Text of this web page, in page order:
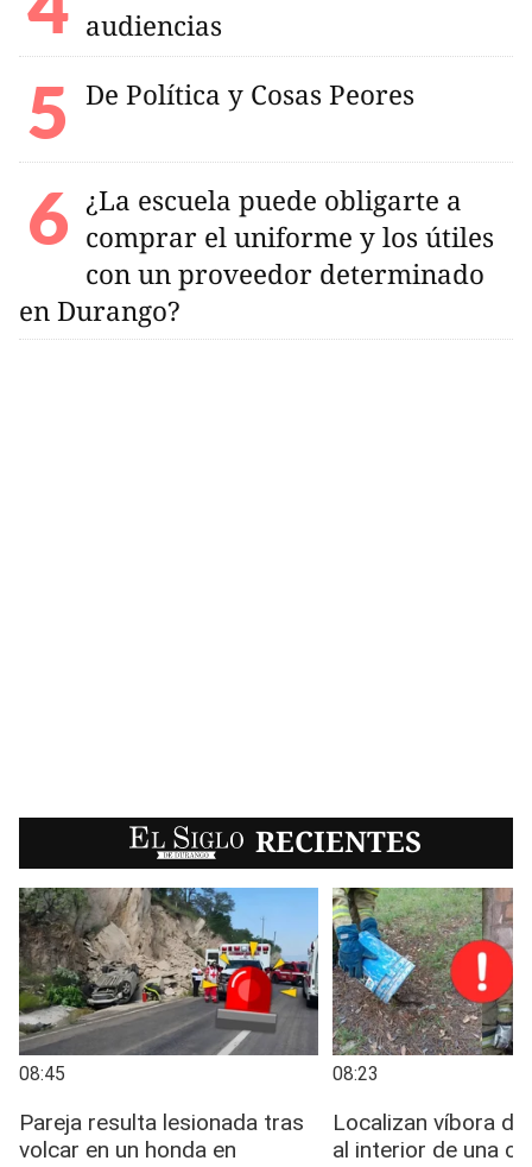
audiencias
De Política y Cosas Peores
¿La escuela puede obligarte a
comprar el uniforme y los útiles
con un proveedor determinado
en Durango?
EL SIGLO RECIENTES